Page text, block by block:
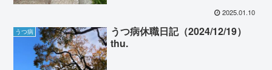
2025.01.10
うつ病
うつ病休職日記（2024/12/19）
thu.